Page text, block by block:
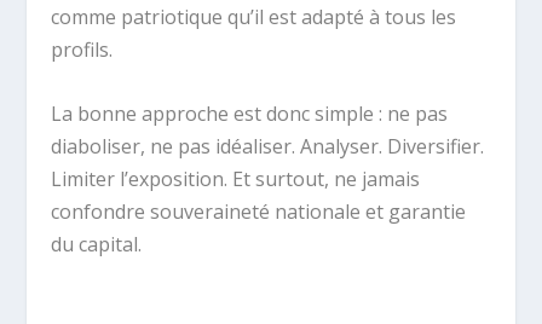
comme patriotique qu’il est adapté à tous les
profils.
La bonne approche est donc simple : ne pas
diaboliser, ne pas idéaliser. Analyser. Diversifier.
Limiter l’exposition. Et surtout, ne jamais
confondre souveraineté nationale et garantie
du capital.